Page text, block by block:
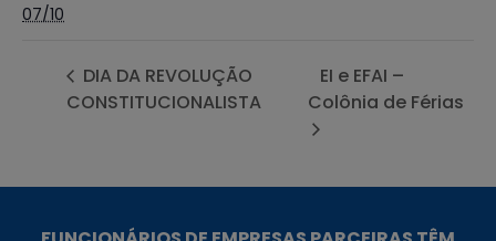
07/10
DIA DA REVOLUÇÃO
CONSTITUCIONALISTA
EI e EFAI –
Colônia de Férias